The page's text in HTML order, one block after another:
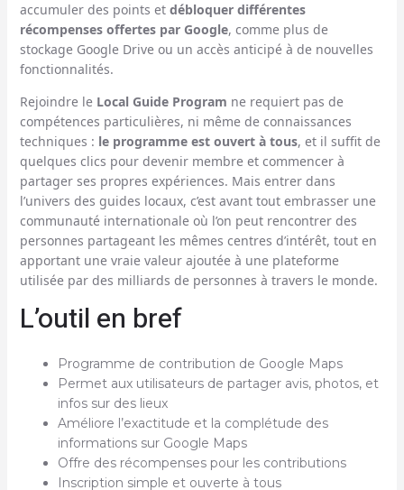
accumuler des points et débloquer différentes
récompenses offertes par Google, comme plus de
stockage Google Drive ou un accès anticipé à de nouvelles
fonctionnalités.
Rejoindre le Local Guide Program ne requiert pas de
compétences particulières, ni même de connaissances
techniques : le programme est ouvert à tous, et il suffit de
quelques clics pour devenir membre et commencer à
partager ses propres expériences. Mais entrer dans
l’univers des guides locaux, c’est avant tout embrasser une
communauté internationale où l’on peut rencontrer des
personnes partageant les mêmes centres d’intérêt, tout en
apportant une vraie valeur ajoutée à une plateforme
utilisée par des milliards de personnes à travers le monde.
L’outil en bref
Programme de contribution de Google Maps
Permet aux utilisateurs de partager avis, photos, et
infos sur des lieux
Améliore l’exactitude et la complétude des
informations sur Google Maps
Offre des récompenses pour les contributions
Inscription simple et ouverte à tous